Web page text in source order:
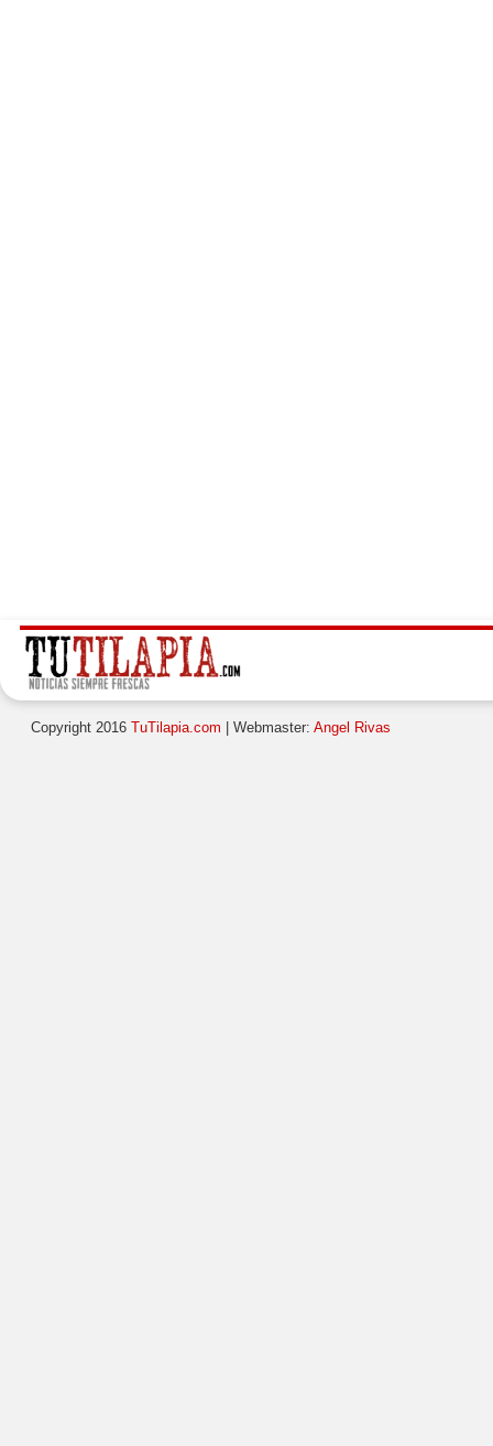
Copyright 2016 TuTilapia.com | Webmaster: Angel Rivas